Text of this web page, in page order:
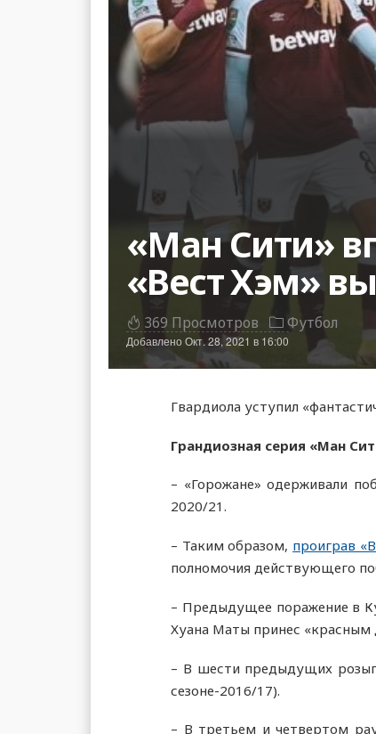
«Ман Сити»
«Вест Хэм»
369 Просмотров Футбол
Добавлено Окт. 28, 2021 в 16:00
Гвардиола уступил
Грандиозная серия «Ман
– «Горожане» одерживали
2020/21.
– Таким образом, проиграв
полномочия действующего
– Предыдущее поражение в
Хуана Маты принес «красным
– В шести предыдущих
сезоне-2016/17).
– В третьем и четвертом